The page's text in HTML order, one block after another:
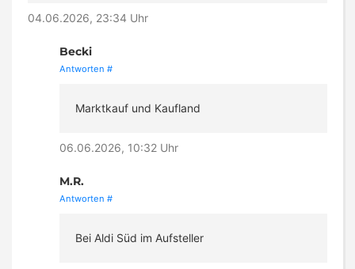
04.06.2026, 23:34 Uhr
Becki
Antworten #
Marktkauf und Kaufland
06.06.2026, 10:32 Uhr
M.R.
Antworten #
Bei Aldi Süd im Aufsteller